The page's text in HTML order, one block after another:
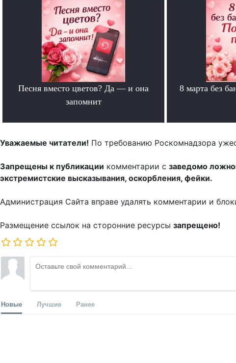
Песня вместо цветов? Да — и она
запомнит
8 марта без
Уважаемые читатели! По требованию Роскомнадзора
Запрещены к публикации комментарии с заведомо
экстремистские высказывания, оскорбления, фейки.
Администрация Сайта вправе удалять комментарии и
Размещение ссылок на сторонние ресурсы запрещено!
Новые Лучшие Ранее